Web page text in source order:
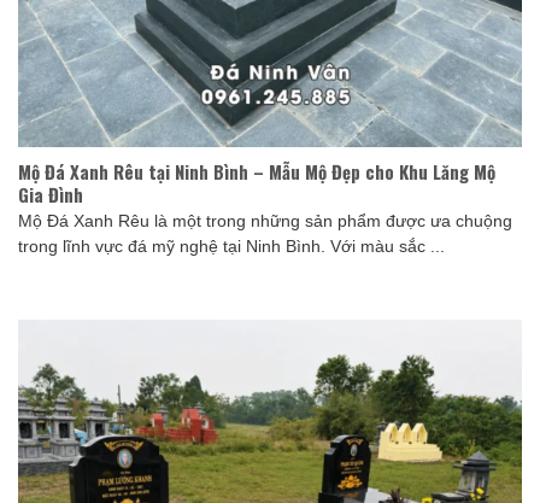
Mộ Đá Xanh Rêu tại Ninh Bình – Mẫu Mộ Đẹp cho Khu Lăng Mộ
Gia Đình
Mộ Đá Xanh Rêu là một trong những sản phẩm được ưa chuộng
trong lĩnh vực đá mỹ nghệ tại Ninh Bình. Với màu sắc ...